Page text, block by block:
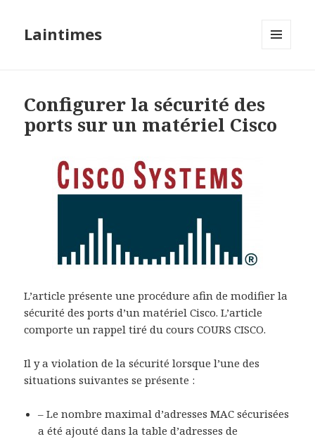
Laintimes
Configurer la sécurité des
ports sur un matériel Cisco
L’article présente une procédure afin de modifier la
sécurité des ports d’un matériel Cisco. L’article
comporte un rappel tiré du cours COURS CISCO.
Il y a violation de la sécurité lorsque l’une des
situations suivantes se présente :
– Le nombre maximal d’adresses MAC sécurisées
a été ajouté dans la table d’adresses de